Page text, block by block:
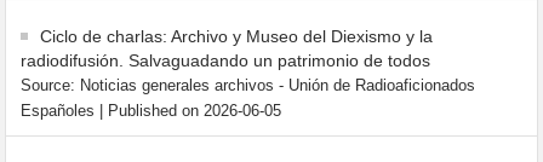
Ciclo de charlas: Archivo y Museo del Diexismo y la
radiodifusión. Salvaguadando un patrimonio de todos
Source: Noticias generales archivos - Unión de Radioaficionados
Españoles
Published on 2026-06-05